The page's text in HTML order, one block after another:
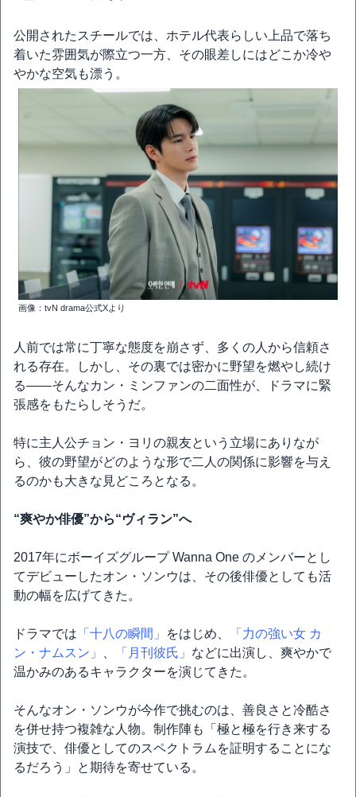
公開されたスチールでは、ホテル代表らしい上品で落ち
着いた雰囲気が際立つ一方、その眼差しにはどこか冷や
やかな空気も漂う。
画像：tvN drama公式Xより
人前では常に丁寧な態度を崩さず、多くの人から信頼さ
れる存在。しかし、その裏では密かに野望を燃やし続け
る――そんなカン・ミンファンの二面性が、ドラマに緊
張感をもたらしそうだ。
特に主人公チョン・ヨリの親友という立場にありなが
ら、彼の野望がどのような形で二人の関係に影響を与え
るのかも大きな見どころとなる。
“爽やか俳優”から“ヴィラン”へ
2017年にボーイズグループ Wanna One のメンバーとし
てデビューしたオン・ソンウは、その後俳優としても活
動の幅を広げてきた。
ドラマでは 「十八の瞬間」 をはじめ、
「力の強い女 カ
ン・ナムスン」
「月刊彼氏」 などに出演し、爽やかで
温かみのあるキャラクターを演じてきた。
そんなオン・ソンウが今作で挑むのは、善良さと冷酷さ
を併せ持つ複雑な人物。制作陣も「極と極を行き来する
演技で、俳優としてのスペクトラムを証明することにな
るだろう」と期待を寄せている。